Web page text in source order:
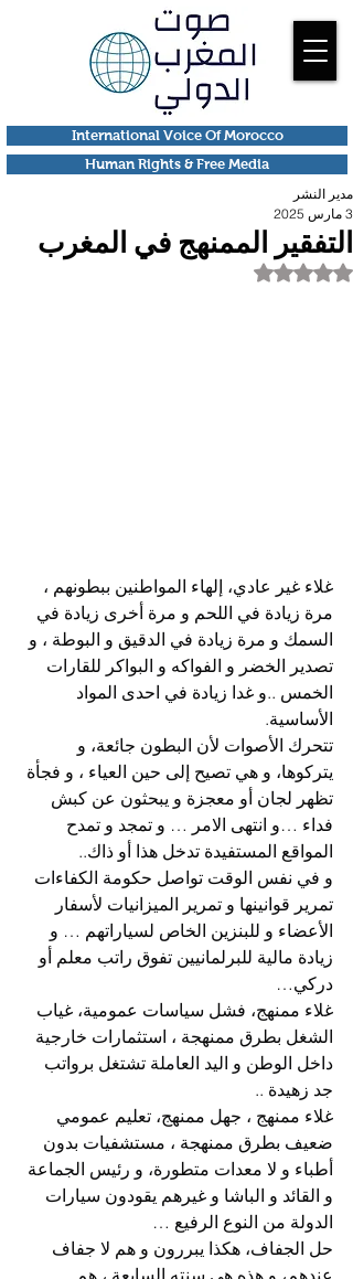
Human Rights & Free Media
International Voice Of Morocco
التفقير الممنهج في المغرب
مدير النشر
3 مارس 2025
تم التقييم بـ ليس رقمًا من أصل 5 نجوم.
غلاء غير عادي، إلهاء المواطنين ببطونهم ،
مرة زيادة في اللحم و مرة أخرى زيادة في
السمك و مرة زيادة في الدقيق و البوطة ، و
تصدير الخضر و الفواكه و البواكر للقارات
الخمس ..و غدا زيادة في احدى المواد
الأساسية.
تتحرك الأصوات لأن البطون جائعة، و
يتركوها، و هي تصيح إلى حين العياء ، و فجأة
تظهر لجان أو معجزة و يبحثون عن كبش
فداء …و انتهى الامر … و تمجد و تمدح
المواقع المستفيدة تدخل هذا أو ذاك..
و في نفس الوقت تواصل حكومة الكفاءات
تمرير قوانينها و تمرير الميزانيات لأسفار
الأعضاء و للبنزين الخاص لسياراتهم … و
زيادة مالية للبرلمانيين تفوق راتب معلم أو
دركي…
غلاء ممنهج، فشل سياسات عمومية، غياب
الشغل بطرق ممنهجة ، استثمارات خارجية
داخل الوطن و اليد العاملة تشتغل برواتب
جد زهيدة ..
غلاء ممنهج ، جهل ممنهج، تعليم عمومي
ضعيف بطرق ممنهجة ، مستشفيات بدون
أطباء و لا معدات متطورة، و رئيس الجماعة
و القائد و الباشا و غيرهم يقودون سيارات
الدولة من النوع الرفيع …
حل الجفاف، هكذا يبررون و هم لا جفاف